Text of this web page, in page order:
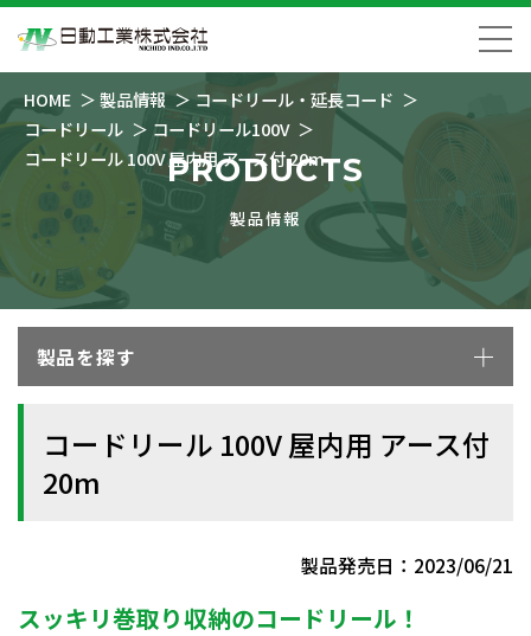
HOME 製品情報
コードリール・延長コード
コードリール
コードリール100V
コードリール 100V 屋内用 アース付 20m
PRODUCTS
製品情報
製品を探す
コードリール 100V 屋内用 アース付
20m
製品発売日：2023/06/21
スッキリ巻取り収納のコードリール！